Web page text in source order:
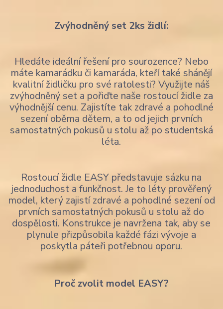
Zvýhodněný set 2ks židlí:
Hledáte ideální řešení pro sourozence? Nebo
máte kamarádku či kamaráda, kteří také shánějí
kvalitní židličku pro své ratolesti? Využijte náš
zvýhodněný set a pořiďte naše rostoucí židle za
výhodnější cenu. Zajistíte tak zdravé a pohodlné
sezení oběma dětem, a to od jejich prvních
samostatných pokusů u stolu až po studentská
léta.
Rostoucí židle EASY představuje sázku na
jednoduchost a funkčnost. Je to léty prověřený
model, který zajistí zdravé a pohodlné sezení od
prvních samostatných pokusů u stolu až do
dospělosti. Konstrukce je navržena tak, aby se
plynule přizpůsobila každé fázi vývoje a
poskytla páteři potřebnou oporu.
Proč zvolit model EASY?